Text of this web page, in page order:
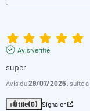
Avis vérifié
super
Avis du29/07/2025 , suite
Utile(0) Signaler